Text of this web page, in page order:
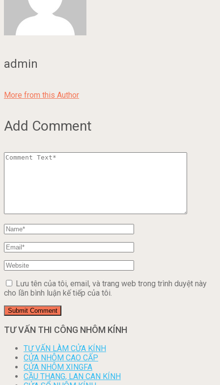
admin
More from this Author
Add Comment
Lưu tên của tôi, email, và trang web trong trình duyệt này
cho lần bình luận kế tiếp của tôi.
TƯ VẤN THI CÔNG NHÔM KÍNH
TƯ VẤN LÀM CỬA KÍNH
CỬA NHÔM CAO CẤP
CỬA NHÔM XINGFA
CẦU THANG, LAN CAN KÍNH